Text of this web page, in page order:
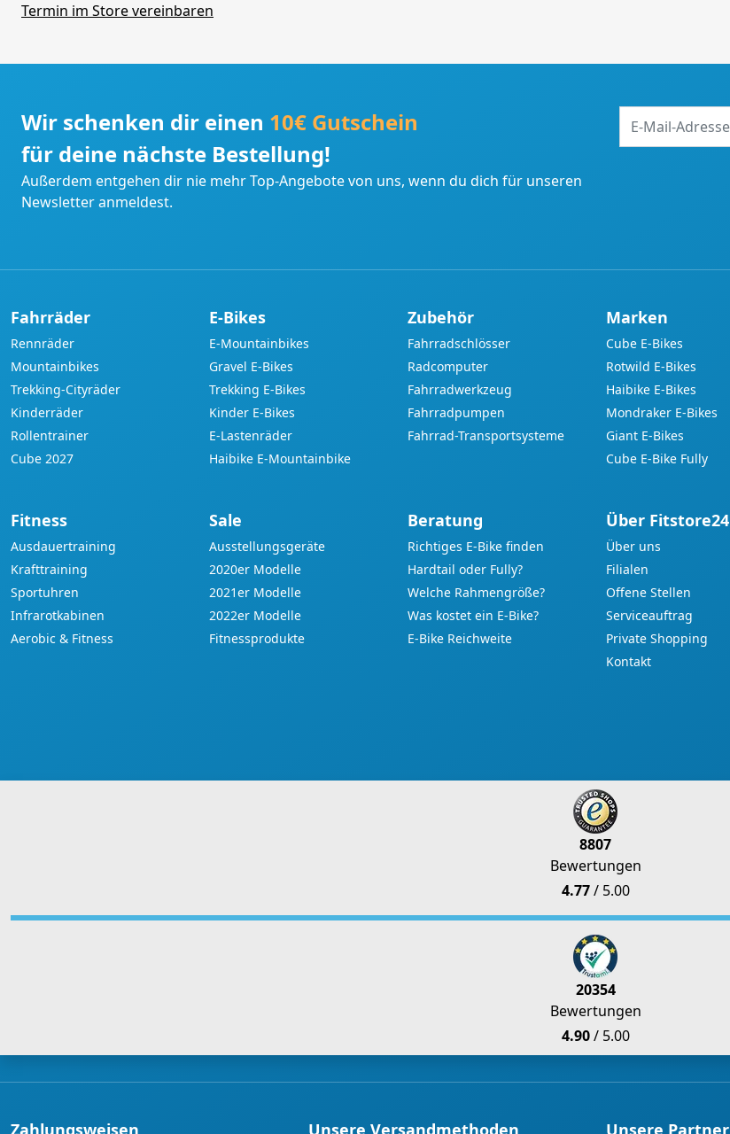
Termin im Store vereinbaren
Wir schenken dir einen 10€ Gutschein
für deine nächste Bestellung!
Außerdem entgehen dir nie mehr Top-Angebote von uns, wenn du dich für unseren
Newsletter anmeldest.
Mail-
Fahrräder
Rennräder
Mountainbikes
Trekking-Cityräder
Kinderräder
Rollentrainer
Cube 2027
E-Bikes
E-Mountainbikes
Gravel E-Bikes
Trekking E-Bikes
Kinder E-Bikes
E-Lastenräder
Haibike E-Mountainbike
Zubehör
Fahrradschlösser
Radcomputer
Fahrradwerkzeug
Fahrradpumpen
Fahrrad-Transportsysteme
Marken
Cube E-Bikes
Rotwild E-Bikes
Haibike E-Bikes
Mondraker E-Bikes
Giant E-Bikes
Cube E-Bike Fully
Fitness
Ausdauertraining
Krafttraining
Sportuhren
Infrarotkabinen
Aerobic & Fitness
Sale
Ausstellungsgeräte
2020er Modelle
2021er Modelle
2022er Modelle
Fitnessprodukte
Beratung
Richtiges E-Bike finden
Hardtail oder Fully?
Welche Rahmengröße?
Was kostet ein E-Bike?
E-Bike Reichweite
Über Fitstore24
Über uns
Filialen
Offene Stellen
Serviceauftrag
Private Shopping
Kontakt
8807
Bewertungen
4.77/ 5.00
20354
Bewertungen
4.90/ 5.00
Zahlungsweisen Unsere Versandmethoden Unsere Partner